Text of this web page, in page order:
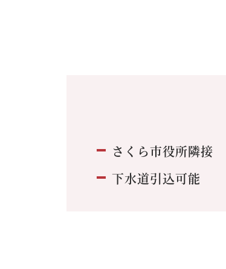
さくら市役所隣接
下水道引込可能